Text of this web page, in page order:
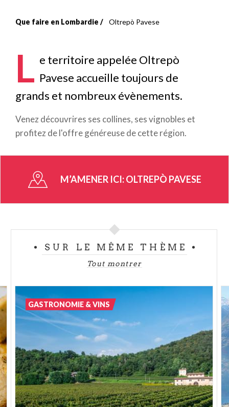
d'Ariane
Que faire en Lombardie Oltrepò Pavese
L e territoire appelée Oltrepò
Pavese accueille toujours de
grands et nombreux évènements.
Venez découvrires ses collines, ses vignobles et
profitez de l'offre généreuse de cette région.
M’AMENER ICI:OLTREPÒ PAVESE
SUR LE MÊME THÈME
Tout montrer
GASTRONOMIE & VINS